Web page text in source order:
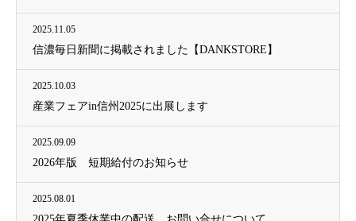
2025.11.05
信濃毎日新聞に掲載されました【DANKSTORE】
2025.10.03
産業フェアin信州2025に出展します
2025.09.09
2026年版 短期給付のお知らせ
2025.08.01